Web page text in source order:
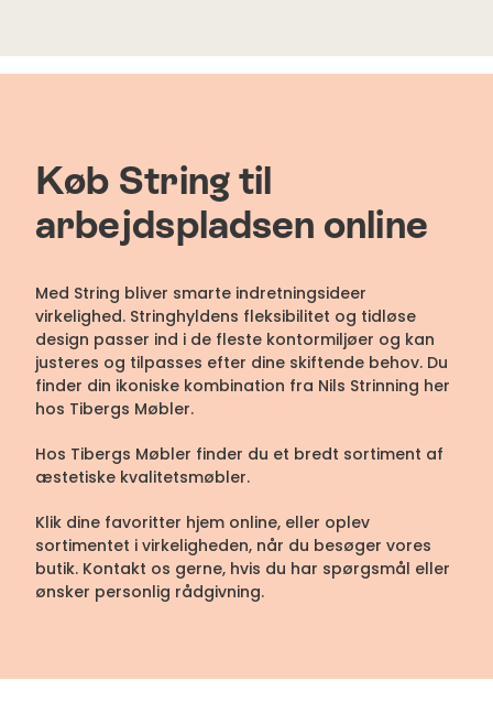
Køb String til
arbejdspladsen online
Med String bliver smarte indretningsideer
virkelighed. Stringhyldens fleksibilitet og tidløse
design passer ind i de fleste kontormiljøer og kan
justeres og tilpasses efter dine skiftende behov. Du
finder din ikoniske kombination fra Nils Strinning her
hos Tibergs Møbler.
Hos Tibergs Møbler finder du et bredt sortiment af
æstetiske kvalitetsmøbler.
Klik dine favoritter hjem online, eller oplev
sortimentet i virkeligheden, når du besøger vores
butik. Kontakt os gerne, hvis du har spørgsmål eller
ønsker personlig rådgivning.